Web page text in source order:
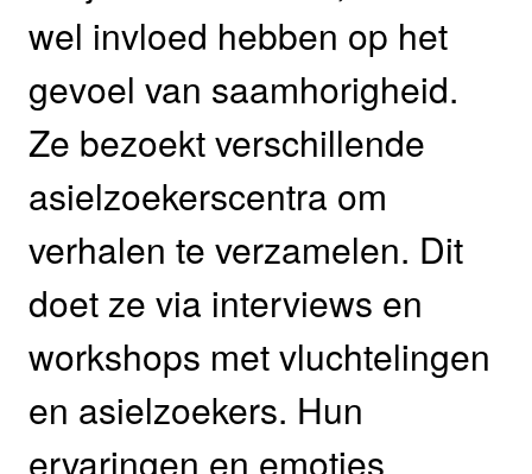
wel invloed hebben op het
gevoel van saamhorigheid.
Ze bezoekt verschillende
asielzoekerscentra om
verhalen te verzamelen. Dit
doet ze via interviews en
workshops met vluchtelingen
en asielzoekers. Hun
ervaringen en emoties